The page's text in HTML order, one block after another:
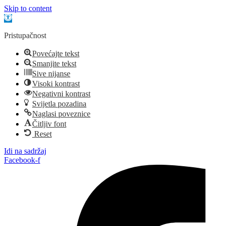
Skip to content
Open toolbar
Pristupačnost
Povećajte tekst
Smanjite tekst
Sive nijanse
Visoki kontrast
Negativni kontrast
Svijetla pozadina
Naglasi poveznice
Čitljiv font
Reset
Idi na sadržaj
Facebook-f